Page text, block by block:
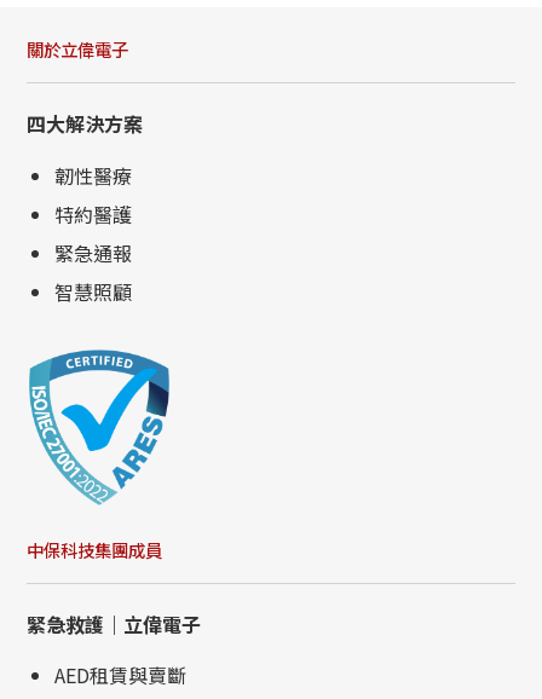
關於立偉電子
四大解決方案
韌性醫療
特約醫護
緊急通報
智慧照顧
中保科技集團成員
緊急救護｜立偉電子
AED租賃與賣斷